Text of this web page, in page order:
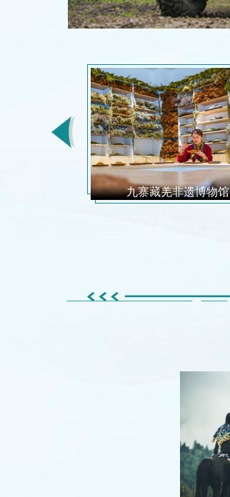
九寨藏羌非遗博物馆